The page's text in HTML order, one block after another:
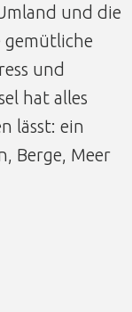
und die
gemütliche
und
hat alles
lässt: ein
Berge, Meer